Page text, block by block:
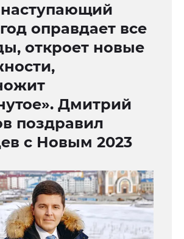
наступающий
оправдает все
откроет новые
Дмитрий
поздравил
с Новым 2023